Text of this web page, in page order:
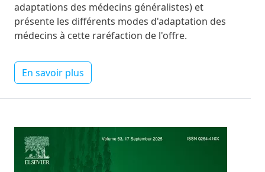
adaptations des médecins généralistes) et
présente les différents modes d'adaptation des
médecins à cette raréfaction de l'offre.
En savoir plus
Image